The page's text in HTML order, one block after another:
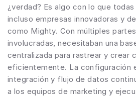
¿verdad? Es algo con lo que
incluso empresas innovadoras y
como Mighty. Con múltiples
involucradas, necesitaban una
centralizada para rastrear y crear
eficientemente. La configuración
integración y flujo de datos
a los equipos de marketing y